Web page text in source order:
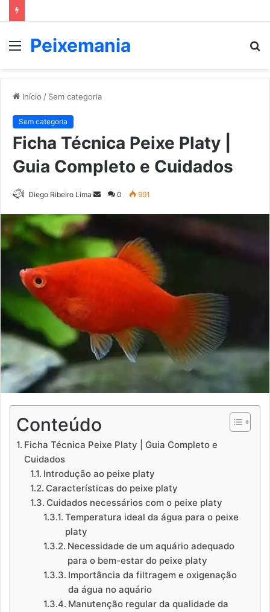
Menu
Peixemania
Início / Sem categoria
Sem categoria
Ficha Técnica Peixe Platy |
Guia Completo e Cuidados
Diego Ribeiro Lima
Mande
mail
0 991
Conteúdo
Ficha Técnica Peixe Platy | Guia Completo e
Cuidados
Introdução ao peixe platy
Características do peixe platy
Cuidados necessários com o peixe platy
Temperatura ideal da água para o peixe
platy
Necessidade de um aquário adequado
para o bem-estar do peixe platy
Importância da filtragem e oxigenação
da água no aquário
Manutenção regular da qualidade da